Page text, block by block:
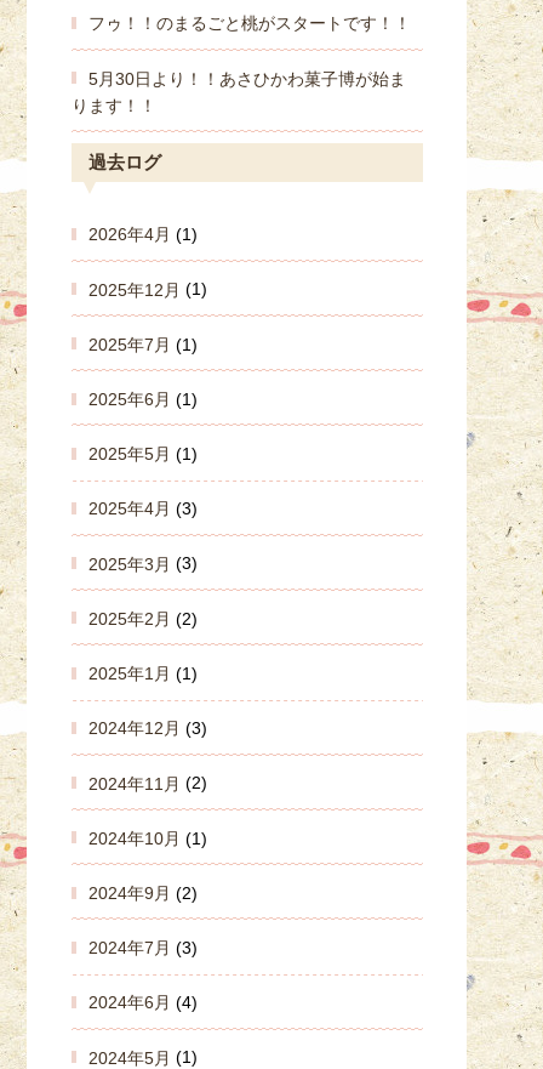
フゥ！！のまるごと桃がスタートです！！
5月30日より！！あさひかわ菓子博が始ま
ります！！
過去ログ
2026年4月 (1)
2025年12月 (1)
2025年7月 (1)
2025年6月 (1)
2025年5月 (1)
2025年4月 (3)
2025年3月 (3)
2025年2月 (2)
2025年1月 (1)
2024年12月 (3)
2024年11月 (2)
2024年10月 (1)
2024年9月 (2)
2024年7月 (3)
2024年6月 (4)
2024年5月 (1)